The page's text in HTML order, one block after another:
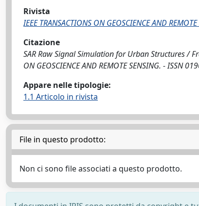
Rivista
IEEE TRANSACTIONS ON GEOSCIENCE AND
Citazione
SAR Raw Signal Simulation for Urban Structures /
ON GEOSCIENCE AND REMOTE SENSING. - ISSN
Appare nelle tipologie:
1.1 Articolo in rivista
File in questo prodotto:
Non ci sono file associati a questo prodotto.